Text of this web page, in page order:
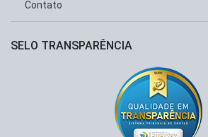
Contato
SELO TRANSPARÊNCIA